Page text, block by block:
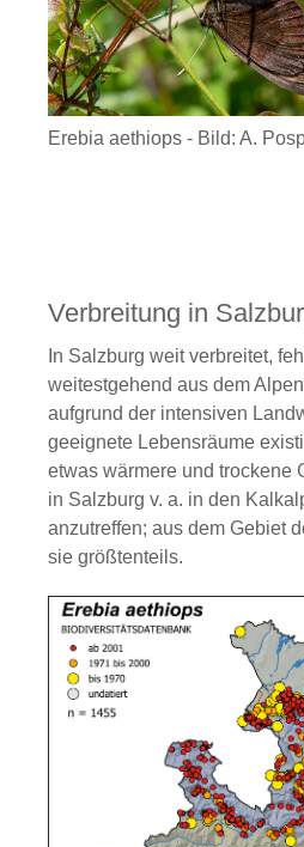
Erebia aethiops - Bild: A.
Verbreitung in
In Salzburg weit verbreitet,
weitestgehend aus dem
aufgrund der intensiven
geeignete Lebensräume
etwas wärmere und trockene
in Salzburg v. a. in den
anzutreffen; aus dem Gebiet
sie größtenteils.